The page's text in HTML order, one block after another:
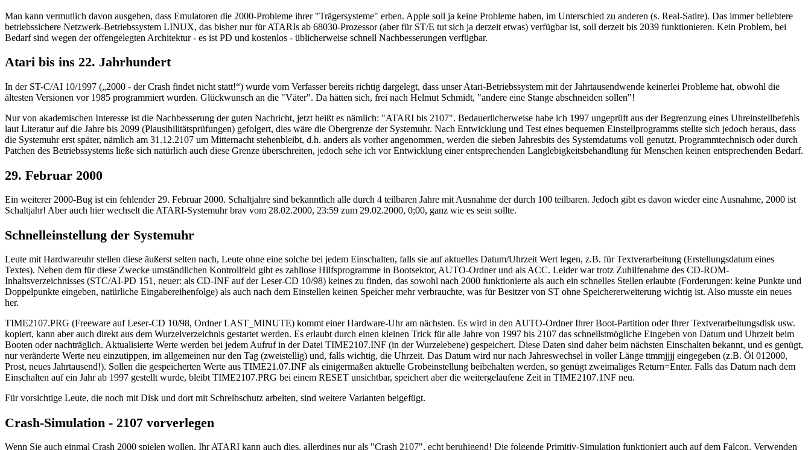
Man kann vermutlich davon ausgehen, dass Emulatoren die 2000-Probleme ihrer "Trägersysteme" erben. Apple soll ja keine Probleme haben, im Unterschied zu anderen (s. Real-Satire). Das immer beliebtere
betriebssichere Netzwerk-Betriebssystem LINUX, das bisher nur für ATARIs ab 68030-Prozessor (aber für ST/E tut sich ja derzeit etwas) verfügbar ist, soll derzeit bis 2039 funktionieren. Kein Problem, bei
Bedarf sind wegen der offengelegten Architektur - es ist PD und kostenlos - üblicherweise schnell Nachbesserungen verfügbar.
Atari bis ins 22. Jahrhundert
In der ST-C/AI 10/1997 („2000 - der Crash findet nicht statt!“) wurde vom Verfasser bereits richtig dargelegt, dass unser Atari-Betriebssystem mit der Jahrtausendwende keinerlei Probleme hat, obwohl die
ältesten Versionen vor 1985 programmiert wurden. Glückwunsch an die "Väter". Da hätten sich, frei nach Helmut Schmidt, "andere eine Stange abschneiden sollen"!
Nur von akademischen Interesse ist die Nachbesserung der guten Nachricht, jetzt heißt es nämlich: "ATARI bis 2107". Bedauerlicherweise habe ich 1997 ungeprüft aus der Begrenzung eines Uhreinstellbefehls
laut Literatur auf die Jahre bis 2099 (Plausibilitätsprüfungen) gefolgert, dies wäre die Obergrenze der Systemuhr. Nach Entwicklung und Test eines bequemen Einstellprogramms stellte sich jedoch heraus, dass
die Systemuhr erst später, nämlich am 31.12.2107 um Mitternacht stehenbleibt, d.h. anders als vorher angenommen, werden die sieben Jahresbits des Systemdatums voll genutzt. Programmtechnisch oder durch
Patchen des Betriebssystems ließe sich natürlich auch diese Grenze überschreiten, jedoch sehe ich vor Entwicklung einer entsprechenden Langlebigkeitsbehandlung für Menschen keinen entsprechenden Bedarf.
29. Februar 2000
Ein weiterer 2000-Bug ist ein fehlender 29. Februar 2000. Schaltjahre sind bekanntlich alle durch 4 teilbaren Jahre mit Ausnahme der durch 100 teilbaren. Jedoch gibt es davon wieder eine Ausnahme, 2000 ist
Schaltjahr! Aber auch hier wechselt die ATARI-Systemuhr brav vom 28.02.2000, 23:59 zum 29.02.2000, 0;00, ganz wie es sein sollte.
Schnelleinstellung der Systemuhr
Leute mit Hardwareuhr stellen diese äußerst selten nach, Leute ohne eine solche bei jedem Einschalten, falls sie auf aktuelles Datum/Uhrzeit Wert legen, z.B. für Textverarbeitung (Erstellungsdatum eines
Textes). Neben dem für diese Zwecke umständlichen Kontrollfeld gibt es zahllose Hilfsprogramme in Bootsektor, AUTO-Ordner und als ACC. Leider war trotz Zuhilfenahme des CD-ROM-
Inhaltsverzeichnisses (STC/AI-PD 151, neuer: als CD-INF auf der Leser-CD 10/98) keines zu finden, das sowohl nach 2000 funktionierte als auch ein schnelles Stellen erlaubte (Forderungen: keine Punkte und
Doppelpunkte eingeben, natürliche Eingabereihenfolge) als auch nach dem Einstellen keinen Speicher mehr verbrauchte, was für Besitzer von ST ohne Speichererweiterung wichtig ist. Also musste ein neues
her.
TIME2107.PRG (Freeware auf Leser-CD 10/98, Ordner LAST_MINUTE) kommt einer Hardware-Uhr am nächsten. Es wird in den AUTO-Ordner Ihrer Boot-Partition oder Ihrer Textverarbeitungsdisk usw.
kopiert, kann aber auch direkt aus dem Wurzelverzeichnis gestartet werden. Es erlaubt durch einen kleinen Trick für alle Jahre von 1997 bis 2107 das schnellstmögliche Eingeben von Datum und Uhrzeit beim
Booten oder nachträglich. Aktualisierte Werte werden bei jedem Aufruf in der Datei TIME2107.INF (in der Wurzelebene) gespeichert. Diese Daten sind daher beim nächsten Einschalten bekannt, und es genügt,
nur veränderte Werte neu einzutippen, im allgemeinen nur den Tag (zweistellig) und, falls wichtig, die Uhrzeit. Das Datum wird nur nach Jahreswechsel in voller Länge ttmmjjjj eingegeben (z.B. Öl 012000,
Prost, neues Jahrtausend!). Sollen die gespeicherten Werte aus TIME21.07.INF als einigermaßen aktuelle Grobeinstellung beibehalten werden, so genügt zweimaliges Return=Enter. Falls das Datum nach dem
Einschalten auf ein Jahr ab 1997 gestellt wurde, bleibt TIME2107.PRG bei einem RESET unsichtbar, speichert aber die weitergelaufene Zeit in TIME2107.1NF neu.
Für vorsichtige Leute, die noch mit Disk und dort mit Schreibschutz arbeiten, sind weitere Varianten beigefügt.
Crash-Simulation - 2107 vorverlegen
Wenn Sie auch einmal Crash 2000 spielen wollen, Ihr ATARI kann auch dies, allerdings nur als "Crash 2107", echt beruhigend! Die folgende Primitiv-Simulation funktioniert auch auf dem Falcon. Verwenden